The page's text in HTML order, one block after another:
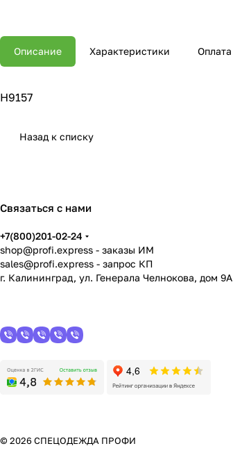
Описание Характеристики Оплата
H9157
Назад к списку
Связаться с нами
+7(800)201-02-24
shop@profi.express - заказы ИМ
sales@profi.express - запрос КП
г. Калининград, ул. Генерала Челнокова, дом 9A
© 2026 СПЕЦОДЕЖДА ПРОФИ